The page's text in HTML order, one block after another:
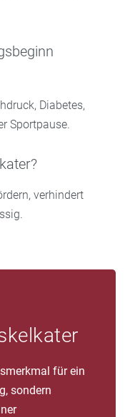
Diabetes,
Sportpause.
verhindert
für ein
sondern